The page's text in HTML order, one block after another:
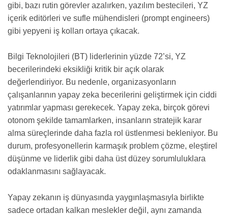
gibi, bazı rutin görevler azalırken, yazılım bestecileri, YZ
içerik editörleri ve sufle mühendisleri (prompt engineers)
gibi yepyeni iş kolları ortaya çıkacak.
Bilgi Teknolojileri (BT) liderlerinin yüzde 72’si, YZ
becerilerindeki eksikliği kritik bir açık olarak
değerlendiriyor. Bu nedenle, organizasyonların
çalışanlarının yapay zeka becerilerini geliştirmek için ciddi
yatırımlar yapması gerekecek. Yapay zeka, birçok görevi
otonom şekilde tamamlarken, insanların stratejik karar
alma süreçlerinde daha fazla rol üstlenmesi bekleniyor. Bu
durum, profesyonellerin karmaşık problem çözme, eleştirel
düşünme ve liderlik gibi daha üst düzey sorumluluklara
odaklanmasını sağlayacak.
Yapay zekanın iş dünyasında yaygınlaşmasıyla birlikte
sadece ortadan kalkan meslekler değil, aynı zamanda